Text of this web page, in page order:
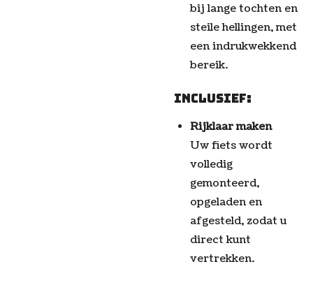
bij lange tochten en
steile hellingen, met
een indrukwekkend
bereik.
Inclusief:
Rijklaar maken
Uw fiets wordt
volledig
gemonteerd,
opgeladen en
afgesteld, zodat u
direct kunt
vertrekken.